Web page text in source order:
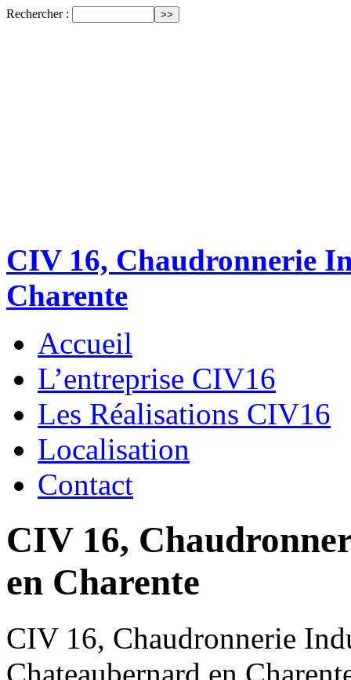
Rechercher :
CIV 16, Chaudronnerie
Charente
Accueil
L’entreprise CIV16
Les Réalisations CIV16
Localisation
Contact
CIV 16,
en Charente
CIV 16, Chaudronnerie
Chateaubernard en